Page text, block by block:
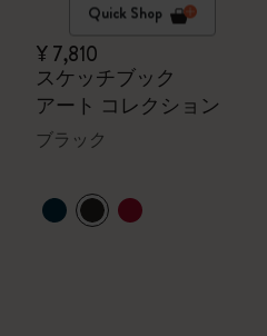
Quick Shop
¥ 7,810
スケッチブック
アート コレクション
ブラック